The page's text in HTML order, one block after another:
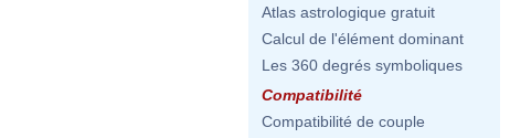
Atlas astrologique gratuit
Calcul de l'élément dominant
Les 360 degrés symboliques
Compatibilité
Compatibilité de couple